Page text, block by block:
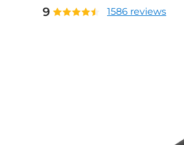
9 1586 reviews